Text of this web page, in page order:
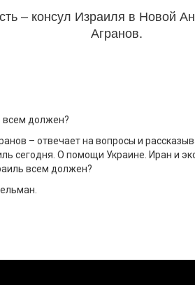
– консул Израиля в Новой
Агранов.
всем должен?
– отвечает на вопросы и
сегодня. О помощи Украине. Иран и
всем должен?